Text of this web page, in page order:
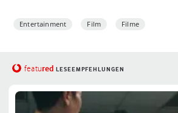
Entertainment Film Filme
featured LESEEMPFEHLUNGEN